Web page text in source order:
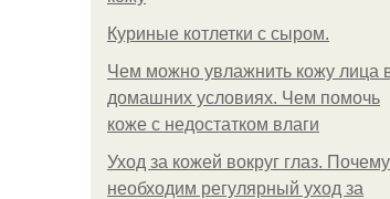
Куриные котлетки с сыром.
Чем можно увлажнить кожу лица
домашних условиях. Чем помочь
коже с недостатком влаги
Уход за кожей вокруг глаз. Почему
необходим регулярный уход за